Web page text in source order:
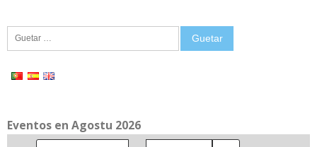
Eventos en Agostu 2026